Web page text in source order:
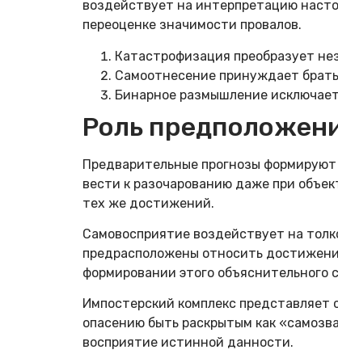
воздействует на интерпретацию
переоценке значимости провалов.
Катастрофизация преобразует
Самоотнесение принуждает
Бинарное размышление
Роль
Предварительные прогнозы
вести к разочарованию даже при
тех же достижений.
Самовосприятие воздействует на
предрасположены относить
формировании этого объяснительного
Импостерский комплекс
опасению быть раскрытым как
восприятие истинной данности.